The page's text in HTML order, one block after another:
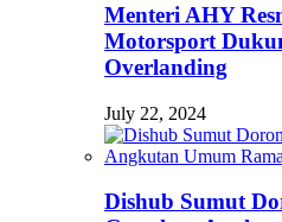
Menteri AHY
Motorsport
Overlanding
July 22, 2024
Dishub Sumut